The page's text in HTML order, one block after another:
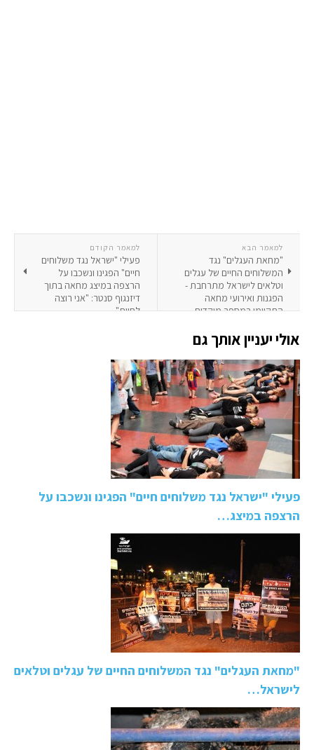
למאמר הקודם
פעילי "ישראל נגד משלוחים
חיים" הפגינו ונשכבו על
הרצפה במיצג מחאה בתוך
דיזנגוף סנטר: "אני רוצה
לחיות"
למאמר הבא
"מחאת העגלים" נגד
המשלוחים החיים של עגלים
וטלאים לישראל מתרחבת -
הפגנות ואירועי מחאה
התקיימו במספר מוקדים
אולי יעניין אותך גם
פעילי "ישראל נגד משלוחים חיים" הפגינו ונשכבו על
הרצפה במיצג…
"מחאת העגלים" נגד המשלוחים החיים של עגלים וטלאים
לישראל…